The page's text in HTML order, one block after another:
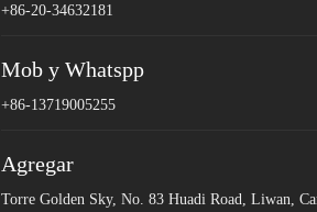
+86-20-34632181
Mob y Whatspp
+86-13719005255
Agregar
Torre Golden Sky, No. 83 Huadi Road, Liwan,